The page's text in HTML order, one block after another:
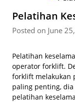
Pelatihan
Posted on June
Pelatihan
operator forklift.
forklift melakukan
paling penting,
pelatihan